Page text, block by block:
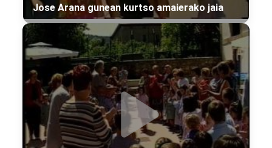
Jose Arana gunean kurtso amaierako jaia